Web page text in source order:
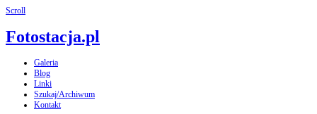
Scroll
Fotostacja.pl
Galeria
Blog
Linki
Szukaj/Archiwum
Kontakt